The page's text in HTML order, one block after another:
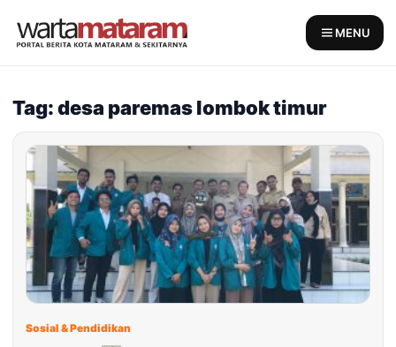
MENU
Tag: desa paremas lombok timur
Sosial & Pendidikan